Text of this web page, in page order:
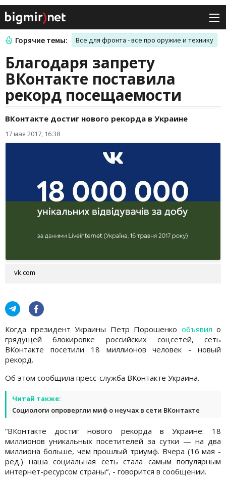
Горячие темы: Все для фронта - все про оружие и технику
Благодаря запрету
ВКонтакте поставила
рекорд посещаемости
ВКонтакте достиг нового рекорда в Украине
17 мая 2017, 16:38
vk.com
Когда президент Украины Петр Порошенко объявил о
грядущей блокировке российских соцсетей, сеть
ВКонтакте посетили 18 миллионов человек - новый
рекорд.
Об этом сообщила пресс-служба ВКонтакте Украина.
Читай также:
Социологи опровергли миф о неучах в сети ВКонтакте
“ВКонтакте достиг нового рекорда в Украине: 18
миллионов уникальных посетителей за сутки — на два
миллиона больше, чем прошлый триумф. Вчера (16 мая -
ред.) наша социальная сеть стала самым популярным
интернет-ресурсом страны“, - говорится в сообщении.